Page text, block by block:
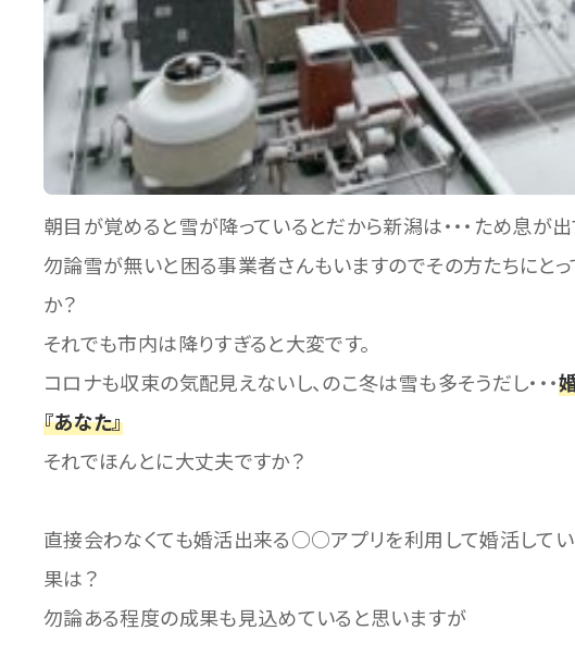
朝目が覚めると雪が降っているとだから新潟は・・・ため息が出
勿論雪が無いと困る事業者さんもいますのでその方たちにと
か？
それでも市内は降りすぎると大変です。
コロナも収束の気配見えないし、のこ冬は雪も多そうだし・・・
『あなた』
それでほんとに大丈夫ですか？
直接会わなくても婚活出来る○○アプリを利用して婚活してい
果は？
勿論ある程度の成果も見込めていると思いますが